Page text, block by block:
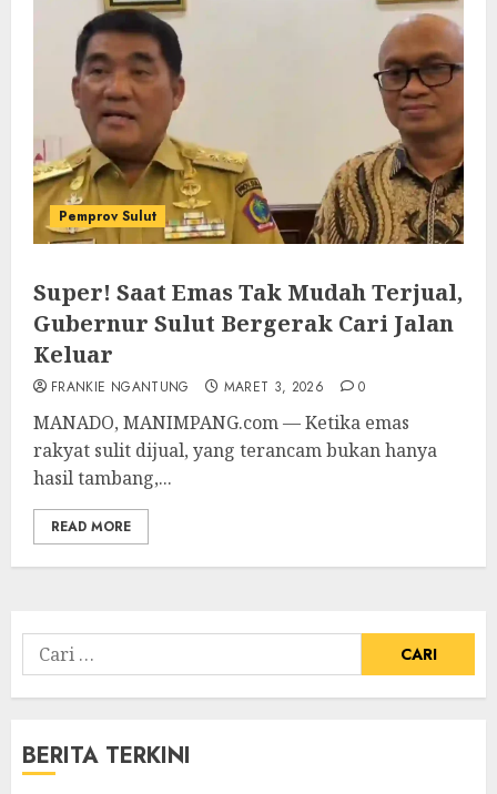
Pemprov Sulut
Super! Saat Emas Tak Mudah Terjual,
Gubernur Sulut Bergerak Cari Jalan
Keluar
FRANKIE NGANTUNG MARET 3, 2026 0
MANADO, MANIMPANG.com — Ketika emas
rakyat sulit dijual, yang terancam bukan hanya
hasil tambang,...
READ MORE
Cari
untuk:
BERITA TERKINI